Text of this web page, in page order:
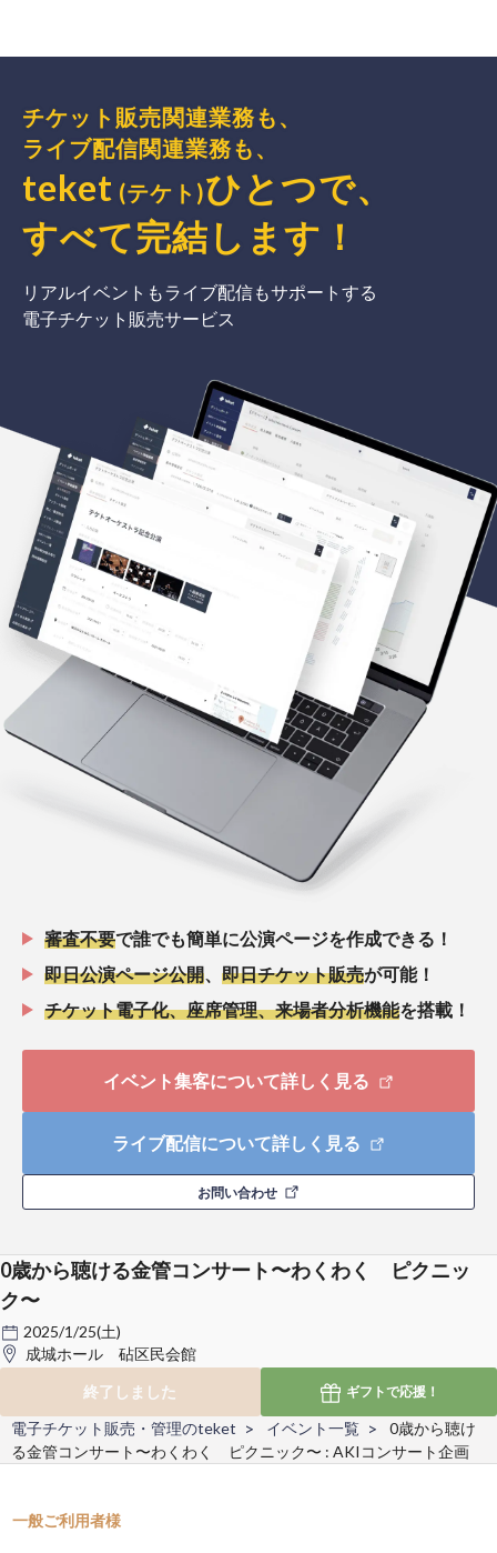
チケット販売関連業務も、
ライブ配信関連業務も、
teket (テケト)ひとつで、
すべて完結 します ！
リアルイベントもライブ配信もサポートする
電子チケット販売サービス
審査不要で誰でも簡単に公演ページを作成できる！
即日公演ページ公開
即日チケット販売が可能！
チケット電子化、座席管理、来場者分析機能を搭載！
イベント集客について詳しく見る
ライブ配信について詳しく見る
お問い合わせ
0歳から聴ける金管コンサート〜わくわく ピクニッ
ク〜
2025/1/25(土)
成城ホール 砧区民会館
終了しました
ギフトで応援！
電子チケット販売・管理のteket イベント一覧
0歳から聴け
る金管コンサート〜わくわく ピクニック〜 : AKIコンサート企画
一般ご利用者様